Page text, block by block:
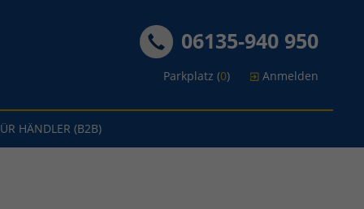
06135-940 950
Parkplatz (0) Anmelden
HÄNDLER (B2B)